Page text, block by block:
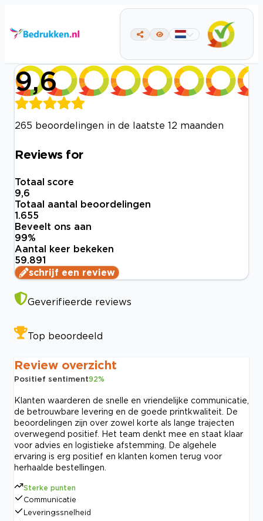
9,6
265 beoordelingen in de laatste 12 maanden
Reviews for
Totaal score
9,6
Totaal aantal beoordelingen
1.655
Beveelt ons aan
99%
Aantal keer bekeken
59.891
schrijf een review
Geverifieerde reviews
Top beoordeeld
Review overzicht
Positief sentiment92%
Klanten waarderen de snelle en vriendelijke communicatie,
de betrouwbare levering en de goede printkwaliteit. De
beoordelingen zijn over zowel korte als lange trajecten
overwegend positief. Het team denkt mee en staat klaar
voor advies en logistieke afstemming. De algehele
ervaring is erg positief en klanten komen terug voor
herhaalde bestellingen.
Sterke punten
Communicatie
Leveringssnelheid